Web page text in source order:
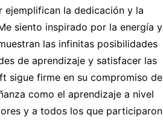
ejemplifican la dedicación y la
siento inspirado por la energía y
las infinitas posibilidades
de aprendizaje y satisfacer las
sigue firme en su compromiso de
como el aprendizaje a nivel
y a todos los que participaron